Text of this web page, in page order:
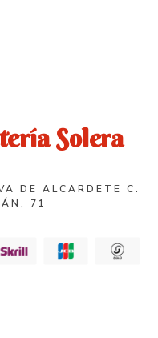
Solera
DE ALCARDETE C.
71